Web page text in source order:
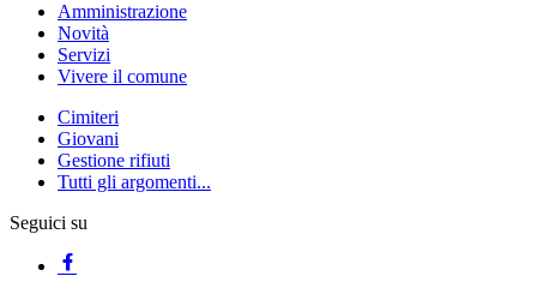
Amministrazione
Novità
Servizi
Vivere il comune
Cimiteri
Giovani
Gestione rifiuti
Tutti gli argomenti...
Seguici su